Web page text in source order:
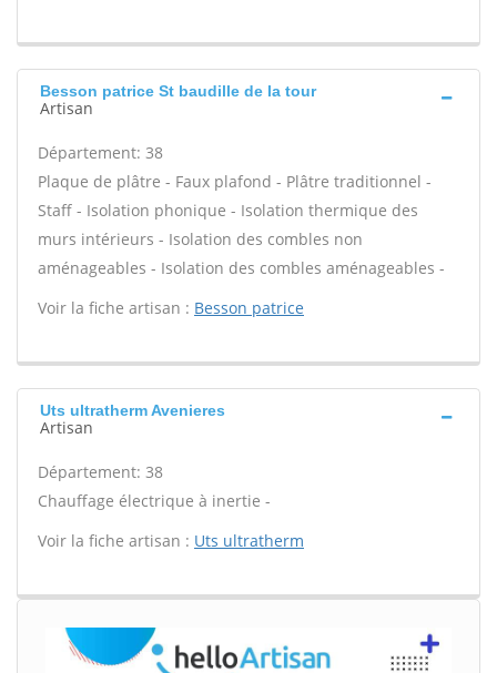
Besson patrice St baudille de la tour
Artisan
Département: 38
Plaque de plâtre - Faux plafond - Plâtre traditionnel -
Staff - Isolation phonique - Isolation thermique des
murs intérieurs - Isolation des combles non
aménageables - Isolation des combles aménageables -
Voir la fiche artisan : Besson patrice
Uts ultratherm Avenieres
Artisan
Département: 38
Chauffage électrique à inertie -
Voir la fiche artisan : Uts ultratherm